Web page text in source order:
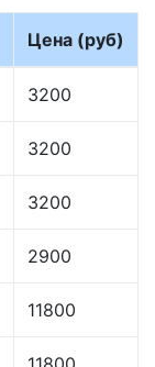
Цена (руб)
3200
3200
3200
2900
11800